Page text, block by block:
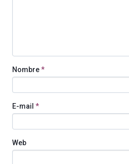
Nombre*
E-mail *
Web